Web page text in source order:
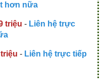
hơn nữa
triệu - Liên hệ trực
- Liên hệ trực tiếp